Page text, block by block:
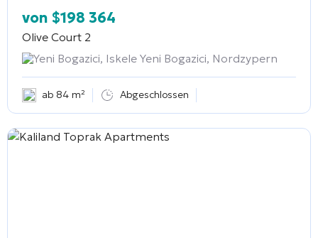
von $198 364
Olive Court 2
Yeni Bogazici, Iskele Yeni Bogazici, Nordzypern
ab 84 m² Abgeschlossen